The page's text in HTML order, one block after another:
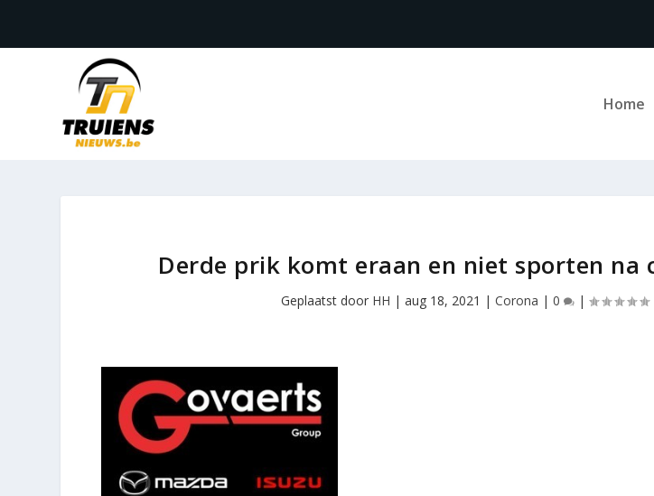
Home
Derde prik komt eraan en niet sporten na
Geplaatst door HH |aug 18, 2021 |Corona |0 |